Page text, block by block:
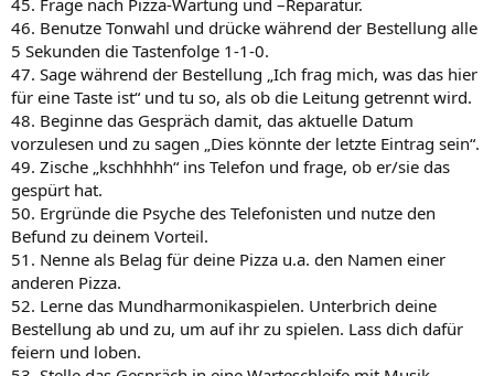
46. Benutze Tonwahl und drücke während der Bestellung alle
5 Sekunden die Tastenfolge 1-1-0.
47. Sage während der Bestellung „Ich frag mich, was das hier
für eine Taste ist“ und tu so, als ob die Leitung getrennt wird.
48. Beginne das Gespräch damit, das aktuelle Datum
vorzulesen und zu sagen „Dies könnte der letzte Eintrag sein“.
49. Zische „kschhhhh“ ins Telefon und frage, ob er/sie das
gespürt hat.
50. Ergründe die Psyche des Telefonisten und nutze den
Befund zu deinem Vorteil.
51. Nenne als Belag für deine Pizza u.a. den Namen einer
anderen Pizza.
52. Lerne das Mundharmonikaspielen. Unterbrich deine
Bestellung ab und zu, um auf ihr zu spielen. Lass dich dafür
feiern und loben.